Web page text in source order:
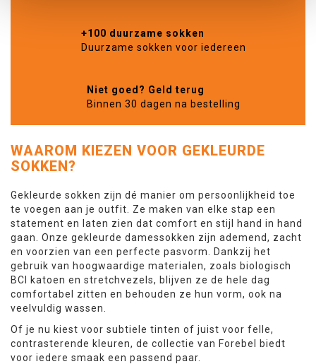
+100 duurzame sokken
Duurzame sokken voor iedereen
Niet goed? Geld terug
Binnen 30 dagen na bestelling
WAAROM KIEZEN VOOR GEKLEURDE
SOKKEN?
Gekleurde sokken zijn dé manier om persoonlijkheid toe
te voegen aan je outfit. Ze maken van elke stap een
statement en laten zien dat comfort en stijl hand in hand
gaan. Onze gekleurde damessokken zijn ademend, zacht
en voorzien van een perfecte pasvorm. Dankzij het
gebruik van hoogwaardige materialen, zoals biologisch
BCI katoen en stretchvezels, blijven ze de hele dag
comfortabel zitten en behouden ze hun vorm, ook na
veelvuldig wassen.
Of je nu kiest voor subtiele tinten of juist voor felle,
contrasterende kleuren, de collectie van Forebel biedt
voor iedere smaak een passend paar.